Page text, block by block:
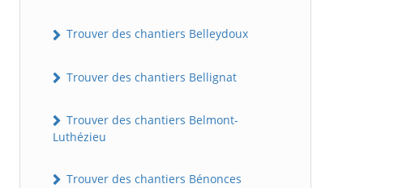
Trouver des chantiers Belleydoux
Trouver des chantiers Bellignat
Trouver des chantiers Belmont-
Luthézieu
Trouver des chantiers Bénonces